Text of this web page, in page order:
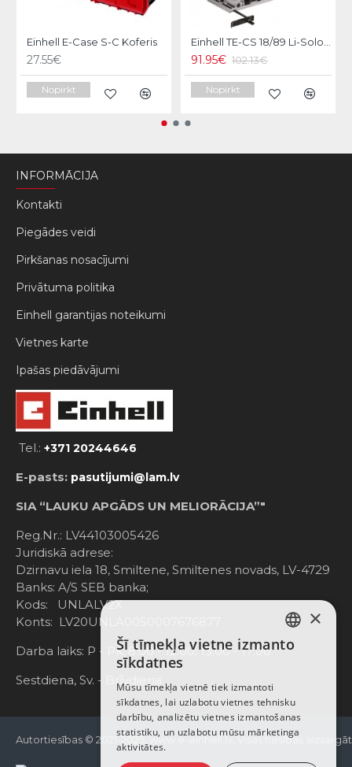
Einhell E-Case S-C Koferis
27.55€
Nopirkt
Einhell TE-CS 18/89 Li-Solo Akumulatora mazais ripzāģis
91.95€ 102.13€
Nopirkt
INFORMĀCIJA
Kontakti
Piegādes veidi
Pirkšanas nosacījumi
Privātuma politika
Einhell garantijas noteikumi
Vietnes karte
Ipašas piedāvājumi
Tel.: +371 20244646
E-pasts: pasutijumi@lam.lv
SIA “LAUKU APGĀDS UN MELIORĀCIJA”"
Reg.Nr.: LV44103005426
Juridiskā adrese:
Dzirnavu iela 18, Smiltene, Smiltenes novads, LV-4729
Banks: A/S SEB banka;
Kods: UNLALV2X
Konts: LV20UNLA0050007676877
Darba laiks: P - Pk. 8:00 - 12:00; 13:00 - 17:00
Sestdiena, Sv. - Brīvdiena
Autortiesības © 2021-2025, www.e-einhell.lv, Visas tiesības
LATVIAN
ENGLISH
×
Šī tīmekļa vietne izmanto
sīkdatnes
Mūsu tīmekļa vietnē tiek izmantoti
sīkdatnes, lai uzlabotu vietnes tehnisku
darbību, analizētu vietnes izmantošanas
statistiku, un uzlabotu mūsu mārketinga
aktivitātes.